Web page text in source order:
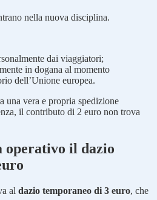
nella nuova disciplina.
dai viaggiatori;
in dogana al momento
dell’Unione europea.
una vera e propria spedizione
il contributo di 2 euro non trova
operativo il dazio
al dazio temporaneo di 3 euro, che